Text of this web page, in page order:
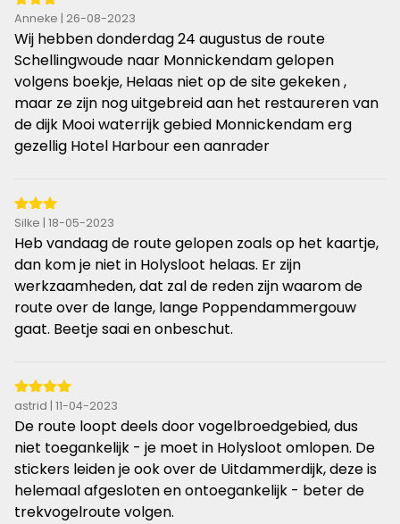
3
van
de
5
sterren
Anneke | 26-08-2023
Wij hebben donderdag 24 augustus de route
Schellingwoude naar Monnickendam gelopen
volgens boekje, Helaas niet op de site gekeken ,
maar ze zijn nog uitgebreid aan het restaureren van
de dijk Mooi waterrijk gebied Monnickendam erg
gezellig Hotel Harbour een aanrader
3
van
de
5
sterren
Silke | 18-05-2023
Heb vandaag de route gelopen zoals op het kaartje,
dan kom je niet in Holysloot helaas. Er zijn
werkzaamheden, dat zal de reden zijn waarom de
route over de lange, lange Poppendammergouw
gaat. Beetje saai en onbeschut.
4
van
de
5
sterren
astrid | 11-04-2023
De route loopt deels door vogelbroedgebied, dus
niet toegankelijk - je moet in Holysloot omlopen. De
stickers leiden je ook over de Uitdammerdijk, deze is
helemaal afgesloten en ontoegankelijk - beter de
trekvogelroute volgen.